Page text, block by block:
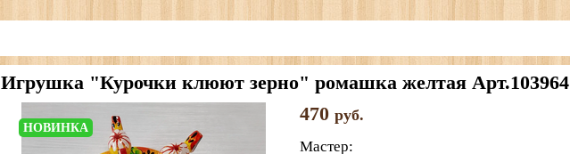
Игрушка "Курочки клюют зерно" ромашка желтая Арт.103964
НОВИНКА
470 руб.
Мастер: